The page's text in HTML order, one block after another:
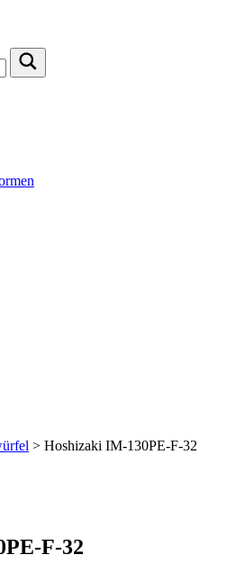
> Hoshizaki IM-130PE-F-32
F-32